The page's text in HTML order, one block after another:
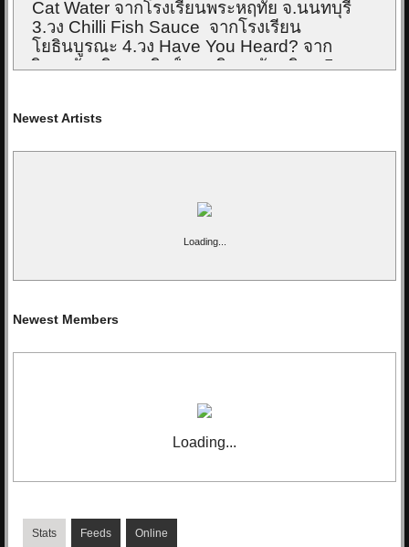
Cat Water จากโรงเรียนพระหฤทัย จ.นนทบุรี
3.วง Chilli Fish Sauce จากโรงเรียน
โยธินบูรณะ 4.วง Have You Heard? จาก
วิทยาลัยดุริยางคศิลป์ มหาวิทยาลัยมหิดล 5.วง
คร่ำหวอดในวงการอย่าง
กรรมการผู้อำนวยการ-หน่วยงาน Rock GMM
MUSIC COMPANY LIMITED
ธนบูลย์ คูรอย
จำกัด (มหาชน) ( GMM Academy) นั่งแท่น
เปิดเวทีด้วย 2 พิธีกร
รชา ดา ทักทายบรรดากองเชียร์หลายร้อยคน
โชว์ความสามารถกันอย่างเต็มที่ ก่อนแนะนำ
แข่งขันที่จะตัดสินกันในวันนี้
เพลง แบ่งเป็นเพลงเล่นเหมือนต้นฉบับ 1 เพลง
โชว์วงละ 15 นาที
Newest Artists
Loading...
Newest Members
Loading...
Stats Feeds Online